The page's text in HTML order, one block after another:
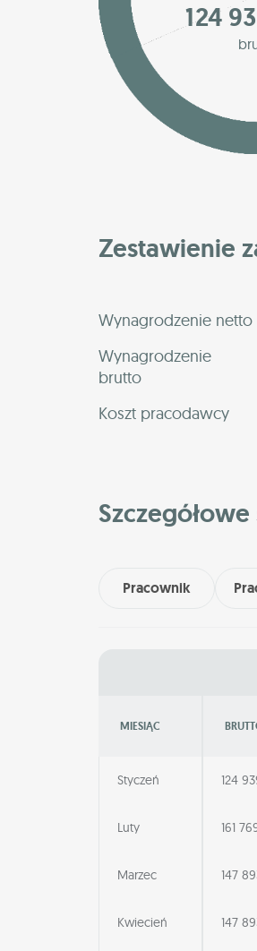
124
Zestawienie
Wynagrodzenie netto
Wynagrodzenie
brutto
Koszt pracodawcy
Pracownik
MIESIĄC
Styczeń 124
Luty 161
Marzec 147
Kwiecień 147